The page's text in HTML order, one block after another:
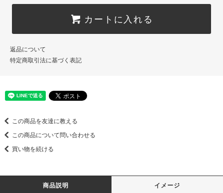
カートに入れる
返品について
特定商取引法に基づく表記
この商品を友達に教える
この商品について問い合わせる
買い物を続ける
商品説明 イメージ